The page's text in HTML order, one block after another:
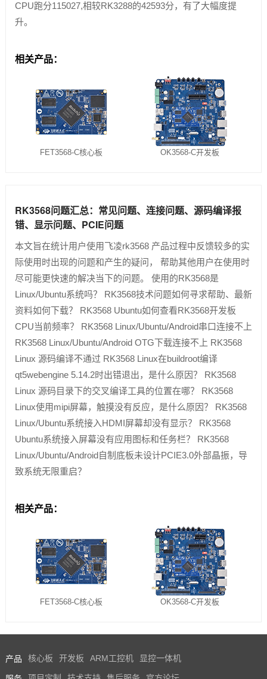
CPU跑分115027,相较RK3288的42593分，有了大幅度提
升。
相关产品：
FET3568-C核心板 OK3568-C开发板
RK3568问题汇总：常见问题、连接问题、源码编译报
错、显示问题、PCIE问题
本文旨在统计用户使用飞凌rk3568 产品过程中反馈较多的实
际使用时出现的问题和产生的疑问， 帮助其他用户在使用时
尽可能更快速的解决当下的问题。 使用的RK3568是
Linux/Ubuntu系统吗？ RK3568技术问题如何寻求帮助、最新
资料如何下载？ RK3568 Ubuntu如何查看RK3568开发板
CPU当前频率？ RK3568 Linux/Ubuntu/Android串口连接不上
RK3568 Linux/Ubuntu/Android OTG下载连接不上 RK3568
Linux 源码编译不通过 RK3568 Linux在buildroot编译
qt5webengine 5.14.2时出错退出，是什么原因？ RK3568
Linux 源码目录下的交叉编译工具的位置在哪？ RK3568
Linux使用mipi屏幕，触摸没有反应，是什么原因？ RK3568
Linux/Ubuntu系统接入HDMI屏幕却没有显示？ RK3568
Ubuntu系统接入屏幕没有应用图标和任务栏？ RK3568
Linux/Ubuntu/Android自制底板未设计PCIE3.0外部晶振，导
致系统无限重启？
相关产品：
FET3568-C核心板 OK3568-C开发板
产品 核心板 开发板 ARM工控机 显控一体机